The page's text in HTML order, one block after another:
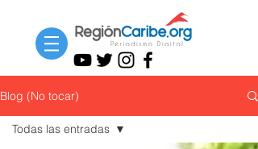
Blog (No tocar)
Todas las entradas